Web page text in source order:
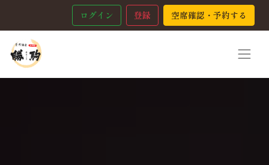
ログイン 登録 空席確認・予約する